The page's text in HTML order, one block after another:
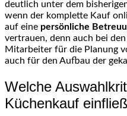
deutlich unter dem
wenn der komplette Kauf
auf eine persönliche
vertrauen, denn auch bei
Mitarbeiter für die Planung
auch für den Aufbau der
Welche
Küchenkauf